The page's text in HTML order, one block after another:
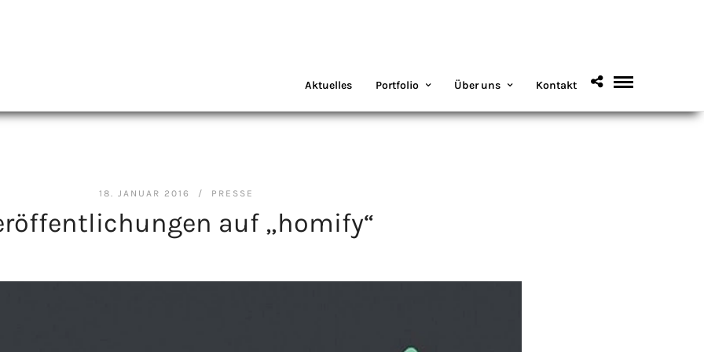
Aktuelles Portfolio Über uns Kontakt
18. JANUAR 2016 / PRESSE
auf „homify“